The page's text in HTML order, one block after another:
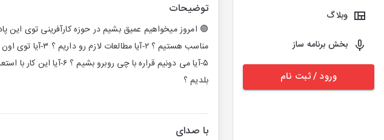
وبلاگ
بخش برنامه ساز
ورود / ثبت نام
توضیحات
بلدیم ؟
با صدای